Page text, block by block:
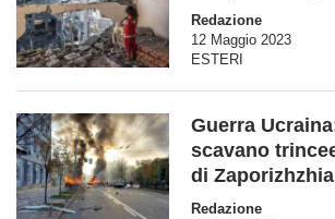
Redazione
12 Maggio 2023
ESTERI
Guerra
scavano
di Zaporizhzhia
Redazione